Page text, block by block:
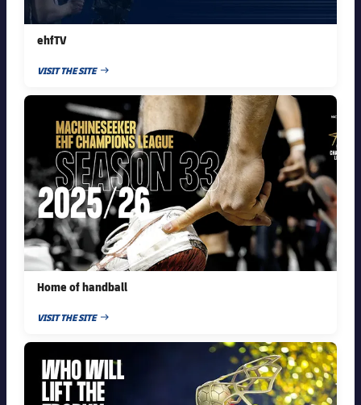
ehfTV
VISIT THE SITE
PUBLISHED NEWS
FC Barcelona club badge
Home of handball
VISIT THE SITE
PUBLISHED NEWS
FC Barcelona club badge